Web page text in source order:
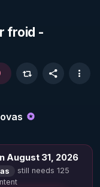
froid -
August 31, 2026
still needs 125